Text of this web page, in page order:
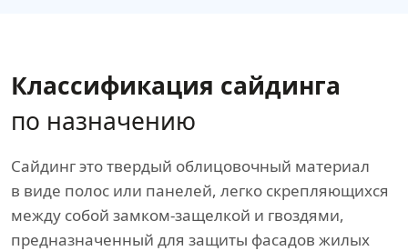
Классификация сайдинга
по назначению
Сайдинг это твердый облицовочный материал
в виде полос или панелей, легко скрепляющихся
между собой замком-защелкой и гвоздями,
предназначенный для защиты фасадов жилых